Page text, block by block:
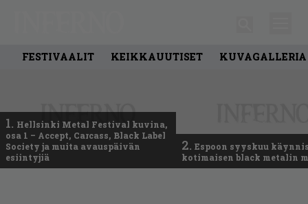
FESTIVAALIT KEIKKAUUTISET KUVAGALLERIA
1. Hellsinki Metal Festival kuvina,
osa 1 – Accept, Carcass, Black Label
Society ja muita avauspäivän
esiintyjiä
2. Espoon syyskuu
kotimaisen black metalin